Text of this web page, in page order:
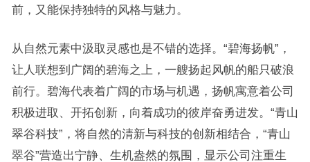
前，又能保持独特的风格与魅力。
从自然元素中汲取灵感也是不错的选择。“碧海扬帆”，
让人联想到广阔的碧海之上，一艘扬起风帆的船只破浪
前行。碧海代表着广阔的市场与机遇，扬帆寓意着公司
积极进取、开拓创新，向着成功的彼岸奋勇进发。“青山
翠谷科技”，将自然的清新与科技的创新相结合，“青山
翠谷”营造出宁静、生机盎然的氛围，显示公司注重生